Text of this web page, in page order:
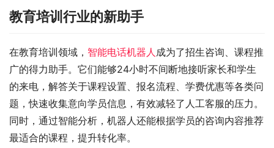
教育培训行业的新助手
在教育培训领域， 智能电话机器人成为了招生咨询、课程推
广的得力助手。它们能够24小时不间断地接听家长和学生
的来电，解答关于课程设置、报名流程、学费优惠等各类问
题，快速收集意向学员信息，有效减轻了人工客服的压力。
同时，通过智能分析，机器人还能根据学员的咨询内容推荐
最适合的课程，提升转化率。